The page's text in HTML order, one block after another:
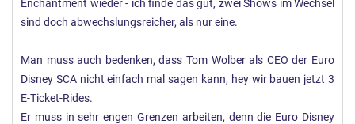
Enchantment wieder - ich finde das gut, zwei Shows im Wechsel
sind doch abwechslungsreicher, als nur eine.
Man muss auch bedenken, dass Tom Wolber als CEO der Euro
Disney SCA nicht einfach mal sagen kann, hey wir bauen jetzt 3
E-Ticket-Rides.
Er muss in sehr engen Grenzen arbeiten, denn die Euro Disney